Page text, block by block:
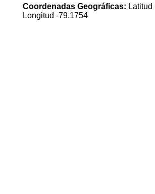
Coordenadas Geográficas: Latitud
Longitud -79.1754